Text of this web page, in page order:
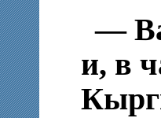
—
и, в